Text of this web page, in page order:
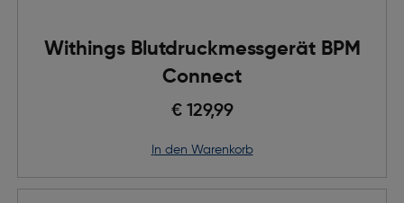
Withings Blutdruckmessgerät BPM
Connect
€ 129,99
in den Warenkorb